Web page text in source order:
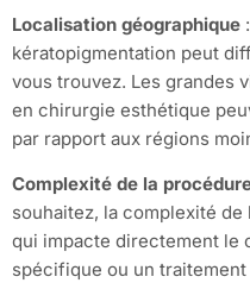
Localisation géographique
kératopigmentation peut
vous trouvez. Les grandes
en chirurgie esthétique
par rapport aux régions
Complexité de la
souhaitez, la complexité de
qui impacte directement le
spécifique ou un